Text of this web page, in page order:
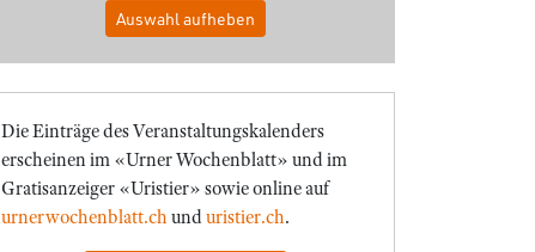
Auswahl aufheben
Die Einträge des Veranstaltungskalenders
erscheinen im «Urner Wochenblatt» und im
Gratisanzeiger «Uristier» sowie online auf
urnerwochenblatt.ch unduristier.ch.